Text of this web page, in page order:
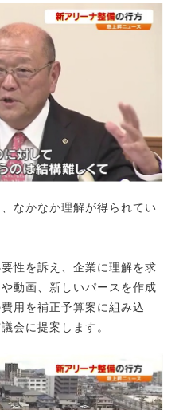
なかなか理解が得られてい
性を訴え、企業に理解を求
動画、新しいパースを作成
用を補正予算案に組み込
会に提案します。